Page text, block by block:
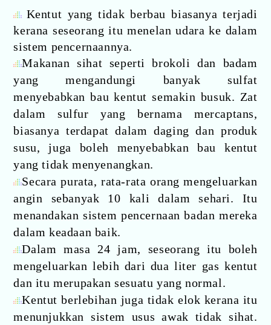
Kentut yang tidak berbau biasanya terjadi
kerana seseorang itu menelan udara ke dalam
sistem pencernaannya.
Makanan sihat seperti brokoli dan badam
yang mengandungi banyak sulfat
menyebabkan bau kentut semakin busuk. Zat
dalam sulfur yang bernama mercaptans,
biasanya terdapat dalam daging dan produk
susu, juga boleh menyebabkan bau kentut
yang tidak menyenangkan.
Secara purata, rata-rata orang mengeluarkan
angin sebanyak 10 kali dalam sehari. Itu
menandakan sistem pencernaan badan mereka
dalam keadaan baik.
Dalam masa 24 jam, seseorang itu boleh
mengeluarkan lebih dari dua liter gas kentut
dan itu merupakan sesuatu yang normal.
Kentut berlebihan juga tidak elok kerana itu
menunjukkan sistem usus awak tidak sihat.